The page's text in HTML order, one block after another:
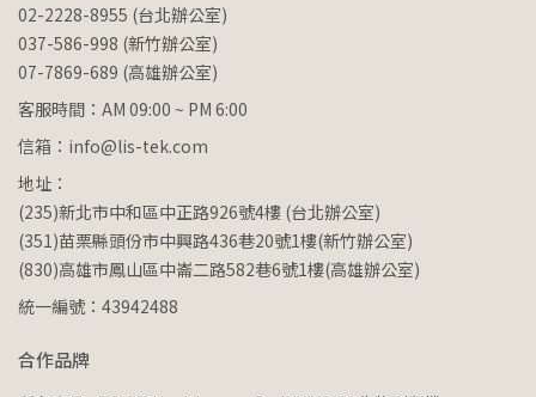
02-2228-8955 (台北辦公室)
037-586-998 (新竹辦公室)
07-7869-689 (高雄辦公室)
客服時間：AM 09:00 ~ PM 6:00
信箱：info@lis-tek.com
地址：
(235)新北市中和區中正路926號4樓 (台北辦公室)
(351)苗栗縣頭份市中興路436巷20號1樓(新竹辦公室)
(830)高雄市鳳山區中崙二路582巷6號1樓(高雄辦公室)
統一編號：43942488
合作品牌